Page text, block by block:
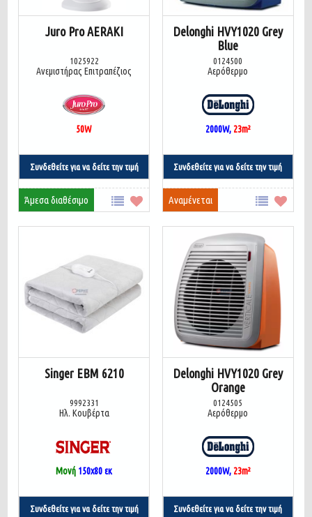
Juro Pro AERAKI
1025922
Ανεμιστήρας Επιτραπέζιος
50W
Συνδεθείτε για να δείτε την τιμή
Άμεσα διαθέσιμο
Delonghi HVY1020 Grey
Blue
0124500
Αερόθερμο
2000W,23m²
Συνδεθείτε για να δείτε την τιμή
Αναμένεται
Singer EBM 6210
9992331
Ηλ. Κουβέρτα
Μονή 150x80 εκ
Συνδεθείτε για να δείτε την τιμή
Delonghi HVY1020 Grey
Orange
0124505
Αερόθερμο
2000W,23m²
Συνδεθείτε για να δείτε την τιμή